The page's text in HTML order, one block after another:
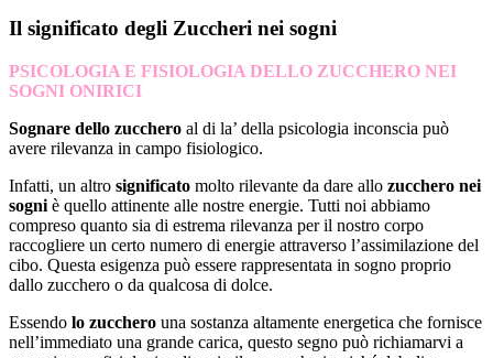
Il significato degli Zuccheri nei sogni
PSICOLOGIA E FISIOLOGIA DELLO ZUCCHERO NEI
SOGNI ONIRICI
Sognare dello zucchero al di la’ della psicologia inconscia può
avere rilevanza in campo fisiologico.
Infatti, un altro significato molto rilevante da dare allo zucchero nei
sogni è quello attinente alle nostre energie. Tutti noi abbiamo
compreso quanto sia di estrema rilevanza per il nostro corpo
raccogliere un certo numero di energie attraverso l’assimilazione del
cibo. Questa esigenza può essere rappresentata in sogno proprio
dallo zucchero o da qualcosa di dolce.
Essendo lo zucchero una sostanza altamente energetica che fornisce
nell’immediato una grande carica, questo segno può richiamarvi a